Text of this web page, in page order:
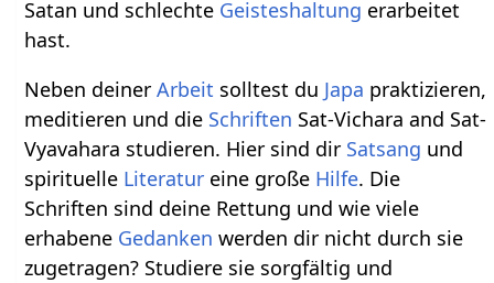
Satan und schlechte Geisteshaltung erarbeitet
hast.
Neben deinerArbeit solltest du Japa praktizieren,
meditieren und die Schriften Sat-Vichara and Sat-
Vyavahara studieren. Hier sind dir Satsang und
spirituelle Literatur eine große Hilfe. Die
Schriften sind deine Rettung und wie viele
erhabene Gedanken werden dir nicht durch sie
zugetragen? Studiere sie sorgfältig und